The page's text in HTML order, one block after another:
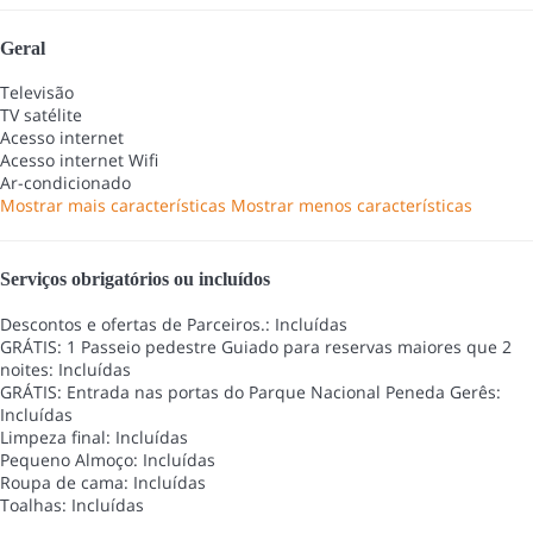
Geral
Televisão
TV satélite
Acesso internet
Acesso internet Wifi
Ar-condicionado
Mostrar mais características Mostrar menos características
Serviços obrigatórios ou incluídos
Descontos e ofertas de Parceiros.: Incluídas
GRÁTIS: 1 Passeio pedestre Guiado para reservas maiores que 2
noites: Incluídas
GRÁTIS: Entrada nas portas do Parque Nacional Peneda Gerês:
Incluídas
Limpeza final: Incluídas
Pequeno Almoço: Incluídas
Roupa de cama: Incluídas
Toalhas: Incluídas